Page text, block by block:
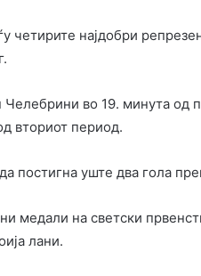
четирите најдобри
во 19. минута од
вториот период.
постигна уште два гола
медали на светски
лани.